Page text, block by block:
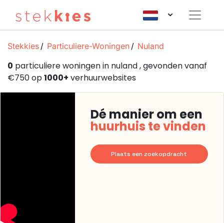
Stekkies Particuliere-Woningen Nuland
0 particuliere woningen in nuland , gevonden vanaf
€750 op1000+ verhuurwebsites
Dé manier om een
huurhuis te vinden
Plaats een zoekopdracht